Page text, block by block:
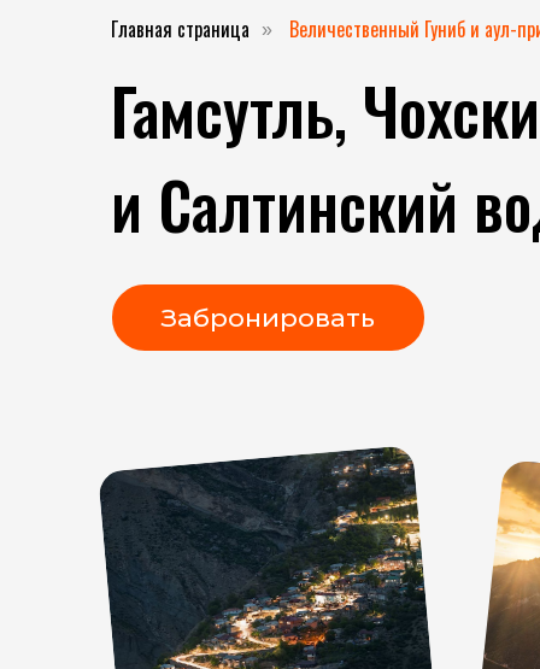
Главная страница » Величественный Гуниб и аул-
Гамсутль,
и Салтинский
Забронировать